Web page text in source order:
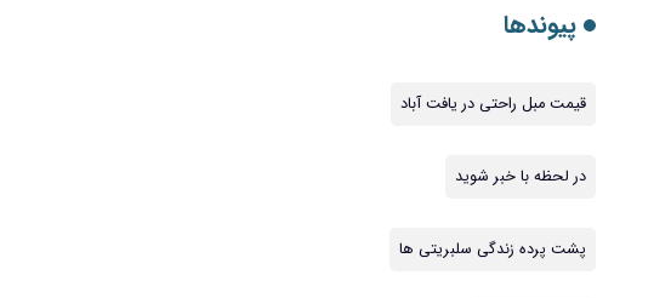
پیوندها
قیمت مبل راحتی در یافت آباد
در لحظه با خبر شوید
پشت پرده زندگی سلبریتی ها